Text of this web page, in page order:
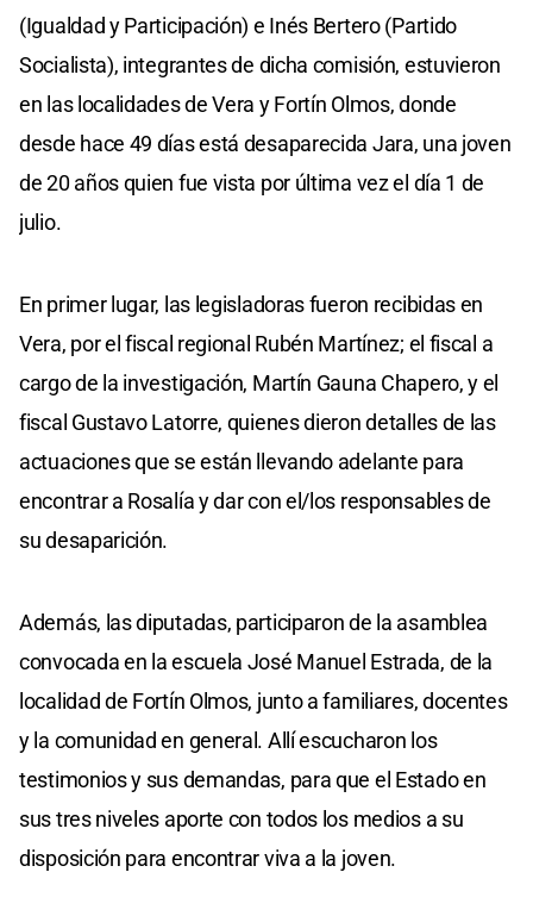
(Igualdad y Participación) e Inés Bertero (Partido
Socialista), integrantes de dicha comisión, estuvieron
en las localidades de Vera y Fortín Olmos, donde
desde hace 49 días está desaparecida Jara, una joven
de 20 años quien fue vista por última vez el día 1 de
julio.
En primer lugar, las legisladoras fueron recibidas en
Vera, por el fiscal regional Rubén Martínez; el fiscal a
cargo de la investigación, Martín Gauna Chapero, y el
fiscal Gustavo Latorre, quienes dieron detalles de las
actuaciones que se están llevando adelante para
encontrar a Rosalía y dar con el/los responsables de
su desaparición.
Además, las diputadas, participaron de la asamblea
convocada en la escuela José Manuel Estrada, de la
localidad de Fortín Olmos, junto a familiares, docentes
y la comunidad en general. Allí escucharon los
testimonios y sus demandas, para que el Estado en
sus tres niveles aporte con todos los medios a su
disposición para encontrar viva a la joven.